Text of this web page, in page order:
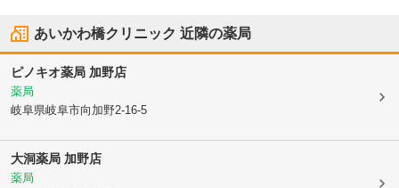
あいかわ橋クリニック 近隣の薬局
ピノキオ薬局 加野店
薬局
岐阜県岐阜市向加野2-16-5
大洞薬局 加野店
薬局